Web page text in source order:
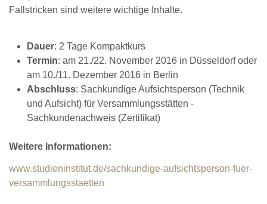
Fallstricken sind weitere wichtige Inhalte.
Dauer: 2 Tage Kompaktkurs
Termin: am 21./22. November 2016 in Düsseldorf oder
am 10./11. Dezember 2016 in Berlin
Abschluss: Sachkundige Aufsichtsperson (Technik
und Aufsicht) für Versammlungsstätten -
Sachkundenachweis (Zertifikat)
Weitere Informationen:
www.studieninstitut.de/sachkundige-aufsichtsperson-fuer-
versammlungsstaetten